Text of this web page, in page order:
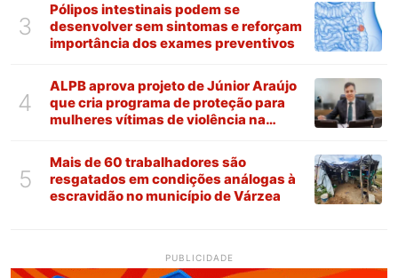
3
Pólipos intestinais podem se
desenvolver sem sintomas e reforçam
importância dos exames preventivos
4
ALPB aprova projeto de Júnior Araújo
que cria programa de proteção para
mulheres vítimas de violência na
5
Mais de 60 trabalhadores são
resgatados em condições análogas à
escravidão no município de Várzea
PUBLICIDADE